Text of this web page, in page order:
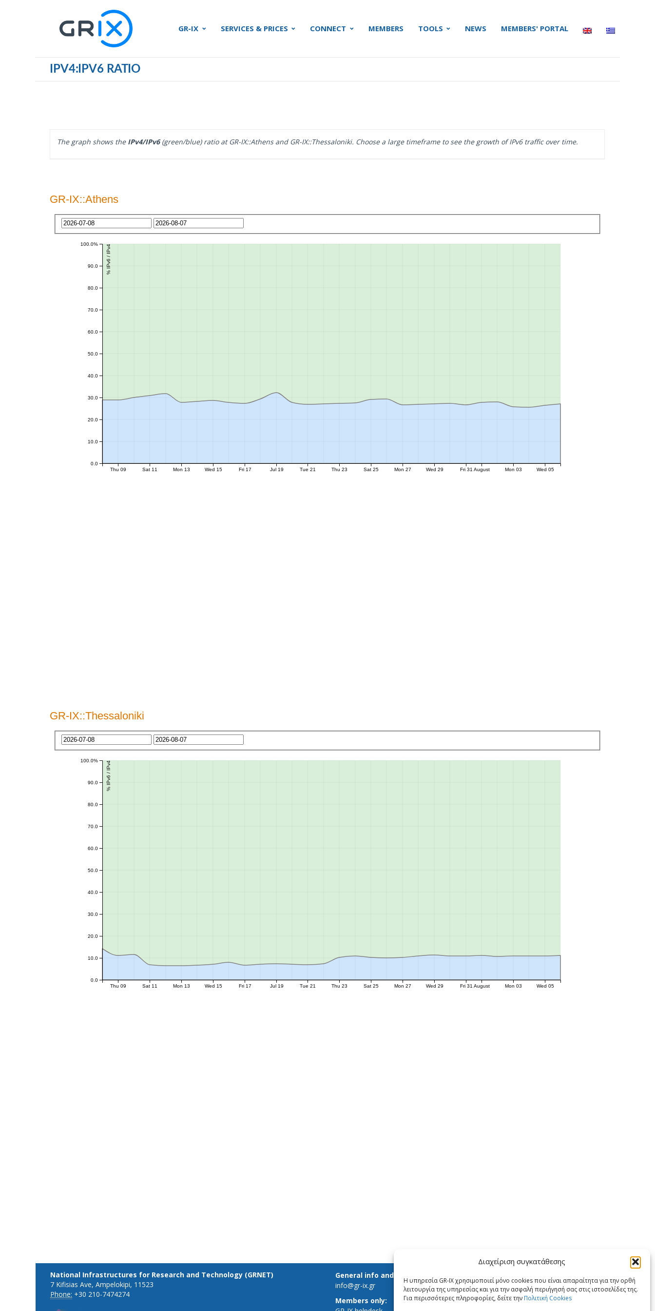
Διαχείριση συγκατάθεσης
Η υπηρεσία GR-IX χρησιμοποιεί μόνο cookies που είναι απαραίτητα για την ορθή
λειτουργία της υπηρεσίας και για την ασφαλή περιήγησή σας στις ιστοσελίδες της.
Για περισσότερες πληροφορίες, δείτε την Πολιτική Cookies
GR-IX SERVICES & PRICES CONNECT MEMBERS TOOLS NEWS MEMBERS' PORTAL
IPV4:IPV6 RATIO
The graph shows the IPv4/IPv6(green/blue) ratio at GR-IX::Athens and GR-IX::Thessaloniki. Choose a large timeframe to see the growth of IPv6 traffic over time.
GR-IX::Athens
GR-IX::Thessaloniki
National Infrastructures for Research and Technology (GRNET)
7 Kifisias Ave, Ampelokipi, 11523
Phone: +30 210-7474274
General info and inquiries:
info@gr-ix.gr
Members only:
X LinkedIn